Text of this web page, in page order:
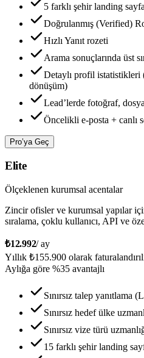
5 farklı şehir landing
Doğrulanmış (Verified)
Hızlı Yanıt rozeti
Arama sonuçlarında üst
Detaylı profil istatistikleri
dönüşüm)
Lead’lerde fotoğraf,
Öncelikli e-posta + canlı
Pro’ya Geç
Elite
Ölçeklenen kurumsal acentalar
Zincir ofisler ve kurumsal yapılar
sıralama, çoklu kullanıcı, API ve
₺12.992/ ay
Yıllık ₺155.900 olarak
Aylığa göre %35 avantajlı
Sınırsız talep yanıtlama
Sınırsız hedef ülke
Sınırsız vize türü
15 farklı şehir landing